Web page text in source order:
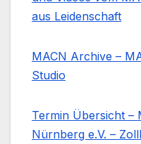
aus Leidenschaft
MACN Archive –
Studio
Termin Übersicht –
Nürnberg e.V. –